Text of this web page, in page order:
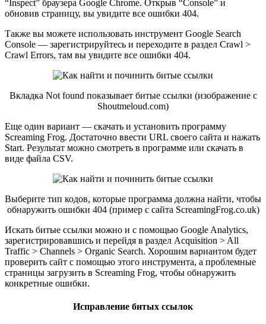
“Inspect” браузера Google Chrome. Открыв “Console” и
обновив страницу, вы увидите все ошибки 404.
Также вы можете использовать инструмент Google Search
Console — зарегистрируйтесь и переходите в раздел Crawl >
Crawl Errors, там вы увидите все ошибки 404.
Вкладка Not found показывает битые ссылки (изображение с
Shoutmeloud.com)
Еще один вариант — скачать и установить программу
Screaming Frog. Достаточно ввести URL своего сайта и нажать
Start. Результат можно смотреть в программе или скачать в
виде файла CSV.
Выберите тип кодов, которые программа должна найти, чтобы
обнаружить ошибки 404 (пример с сайта ScreamingFrog.co.uk)
Искать битые ссылки можно и с помощью Google Analytics,
зарегистрировавшись и перейдя в раздел Acquisition > All
Traffic > Channels > Organic Search. Хорошим вариантом будет
проверить сайт с помощью этого инструмента, а проблемные
страницы загрузить в Screaming Frog, чтобы обнаружить
конкретные ошибки.
Исправление битых ссылок